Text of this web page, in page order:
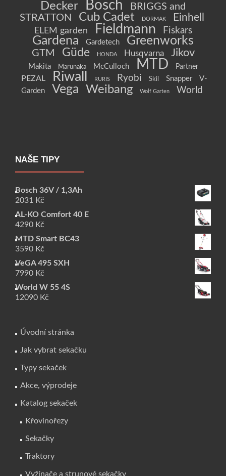
Decker Bosch
BRIGGS and
STRATTON
Cub Cadet DORMAK Einhell
ELEM garden Fieldmann Fiskars
Gardena Gardetech Greenworks
GTM Güde HONDA Husqvarna Jikov
Makita Marunaka McCulloch MTD Partner
PEZAL Riwall RURIS Ryobi Skil Snapper
V-
Garden
Vega Weibang Wolf Garten World
NAŠE TIPY
Bosch 36V / 1,3Ah
2031 Kč
AL-KO Comfort 40 E
4290 Kč
MTD Smart BC43
3590 Kč
VeGA 495 SXH
7990 Kč
World W 55 4S
12090 Kč
Úvodní stránka
Jak vybrat sekačku
Typy sekaček
Akce, výprodeje
Katalog sekaček
Křovinořezy
Sekačky
Traktory
Vyžínače a strunové sekačky